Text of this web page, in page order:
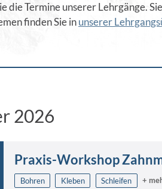
die Termine unserer Lehrgänge.
finden Sie inunserer
2026
Praxis-Workshop
Bohren Kleben Schleifen +